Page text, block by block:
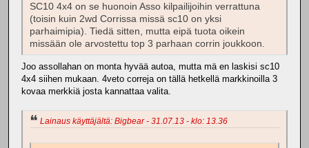
SC10 4x4 on se huonoin Asso kilpailijoihin verrattuna
(toisin kuin 2wd Corrissa missä sc10 on yksi
parhaimipia). Tiedä sitten, mutta eipä tuota oikein
missään ole arvostettu top 3 parhaan corrin joukkoon.
Joo assollahan on monta hyvää autoa, mutta mä en laskisi sc10
4x4 siihen mukaan. 4veto correja on tällä hetkellä markkinoilla 3
kovaa merkkiä josta kannattaa valita.
Lainaus käyttäjältä: Bigbear - 31.07.13 - klo: 13.36